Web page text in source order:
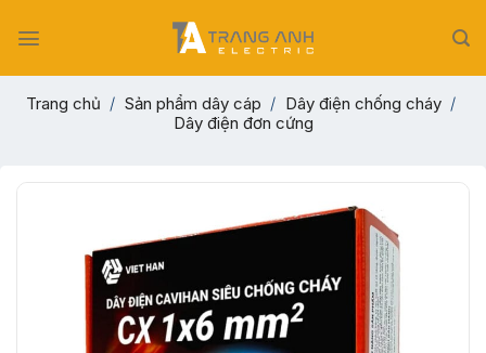
Trang chủ / Sản phẩm dây cáp / Dây điện chống cháy /
Dây điện đơn cứng